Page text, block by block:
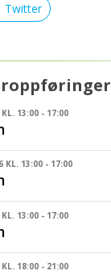
Twitter
13:00 - 17:00
KL. 13:00 - 17:00
13:00 - 17:00
18:00 - 21:00